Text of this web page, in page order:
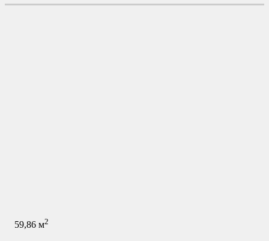
59,86 м2